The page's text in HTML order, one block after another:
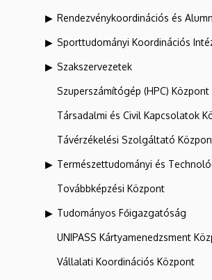
Rendezvénykoordinációs és
Sporttudományi Koordinációs
Szakszervezetek
Szuperszámítógép (HPC) Központ
Társadalmi és Civil Kapcsolatok
Távérzékelési Szolgáltató
Természettudományi és
Továbbképzési Központ
Tudományos Főigazgatóság
UNIPASS Kártyamenedzsment
Vállalati Koordinációs Központ